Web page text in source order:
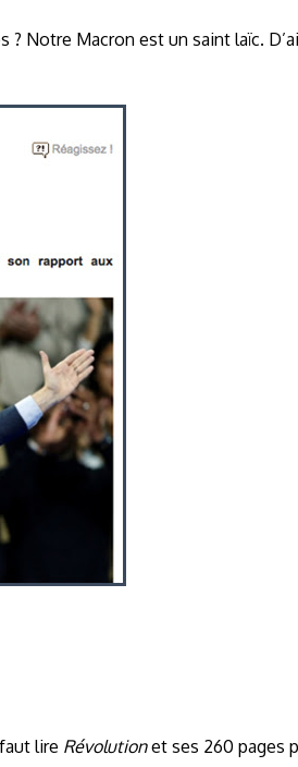
Notre Macron est un saint laïc.
lire Révolutionet ses 260 pages